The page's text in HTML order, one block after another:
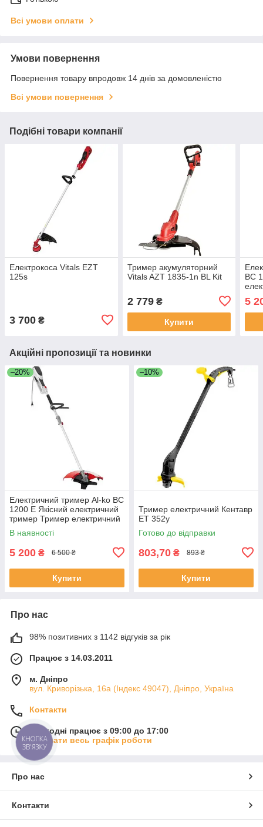
Всі умови оплати
Умови повернення
Повернення товару впродовж 14 днів за домовленістю
Всі умови повернення
Подібні товари компанії
Електрокоса Vitals EZT
125s
3 700 ₴
Тример акумуляторний
Vitals AZT 1835-1n BL Kit
2 779₴
Купити
BC
5
Акційні пропозиції та новинки
–20%
Електричний тример Al-ko BC
1200 E Якісний електричний
тример Тример електричний
для трави
В наявності
5 200 ₴ 6 500 ₴
Купити
–10%
Тример електричний Кентавр
ЕТ 352y
Готово до відправки
803,70 ₴ 893 ₴
Купити
Про нас
98% позитивних з 1142 відгуків за рік
Працює з 14.03.2011
м. Дніпро
вул. Криворізька, 16а (Індекс 49047), Дніпро, Україна
Контакти
Сьогодні працює з 09:00 до 17:00
Показати весь графік роботи
Про нас
Контакти
КНОПКА
ЗВ'ЯЗКУ